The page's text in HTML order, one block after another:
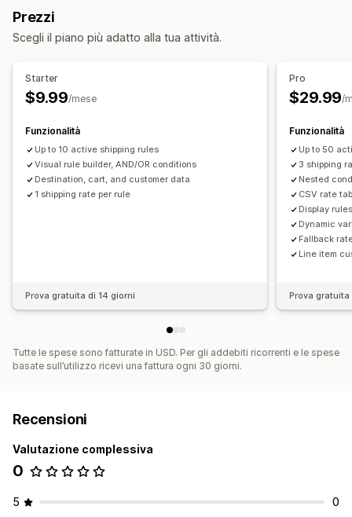
In base al prodotto
CAP/codice postale
Rinomina opzioni
Prezzi
Scegli il piano più adatto alla tua attività.
Starter
$9.99/mese
Funzionalità
Up to 10 active shipping rules
Visual rule builder, AND/OR conditions
Destination, cart, and customer data
1 shipping rate per rule
Prova gratuita di 14 giorni
Pro
$29.99/
Funzionalità
Up to 50
3 shipping
Nested
CSV rate
Display
Dynamic
Fallback
Line item
Prova
Tutte le spese sono fatturate in USD. Per gli addebiti ricorrenti e le spese
basate sull’utilizzo ricevi una fattura ogni 30 giorni.
Recensioni
Valutazione complessiva
0
5 0